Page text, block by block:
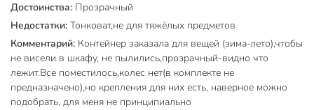
Достоинства: Прозрачный
Недостатки: Тонковат,не для тяжёлых предметов
Комментарий: Контейнер заказала для вещей (зима-лето),чтобы
не висели в шкафу, не пылились,прозрачный-видно что
лежит.Все поместилось,колес нет(в комплекте не
предназначено),но крепления для них есть, наверное можно
подобрать, для меня не принципиально